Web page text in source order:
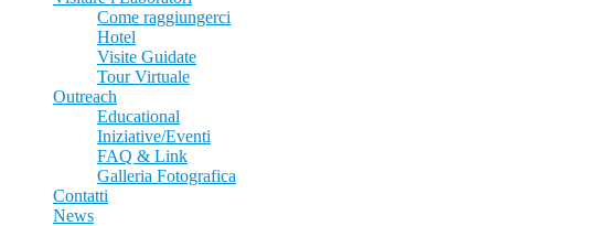
Come raggiungerci
Hotel
Visite Guidate
Tour Virtuale
Outreach
Educational
Iniziative/Eventi
FAQ & Link
Galleria Fotografica
Contatti
News